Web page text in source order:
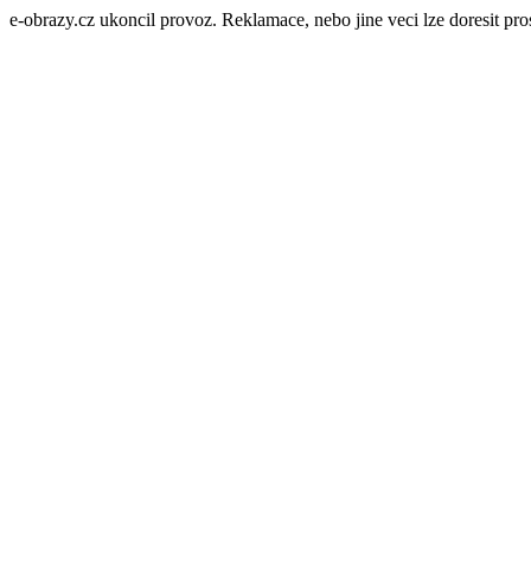
e-obrazy.cz ukoncil provoz. Reklamace, nebo jine veci lze doresit